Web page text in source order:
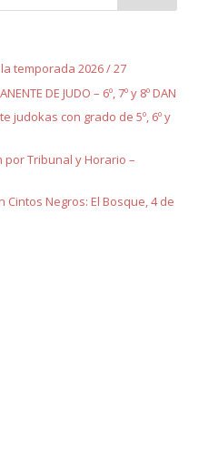
la temporada 2026 / 27
DE JUDO – 6º, 7º y 8º DAN
judokas con grado de 5º, 6º y
por Tribunal y Horario –
Cintos Negros: El Bosque, 4 de